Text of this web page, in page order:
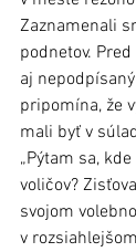
Zaznamenali
podnetov.
aj
pripomína, že
mali byť v
„Pýtam sa,
voličov?
svojom
v